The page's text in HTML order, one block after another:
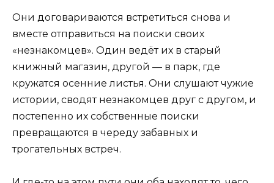
Они договариваются встретиться снова и
вместе отправиться на поиски своих
«незнакомцев». Один ведёт их в старый
книжный магазин, другой — в парк, где
кружатся осенние листья. Они слушают чужие
истории, сводят незнакомцев друг с другом, и
постепенно их собственные поиски
превращаются в череду забавных и
трогательных встреч.